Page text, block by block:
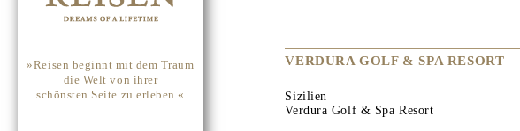
»Reisen beginnt mit dem Traum
die Welt von ihrer
schönsten Seite zu erleben.«
VERDURA GOLF & SPA RESORT
Sizilien
Verdura Golf & Spa Resort